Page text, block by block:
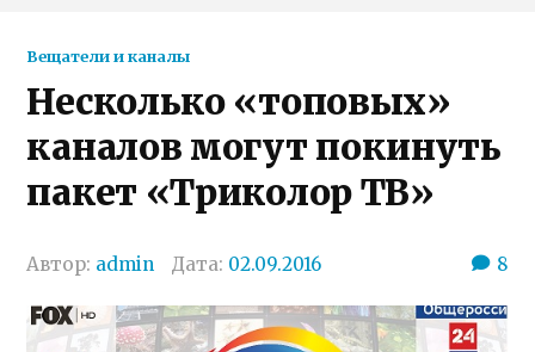
Вещатели и каналы
Несколько «топовых»
каналов могут покинуть
пакет «Триколор ТВ»
Автор: admin Дата: 02.09.2016 8